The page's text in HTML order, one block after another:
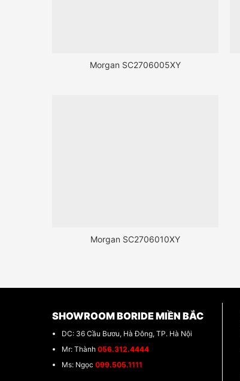
Morgan SC2706005XY
Morgan SC2706010XY
SHOWROOM BORIDE MIỀN BẮC
DC: 36 Cầu Bươu, Hà Đông, TP. Hà Nội
Mr: Thành 056.312.4444
Ms: Ngọc 099.505.1111